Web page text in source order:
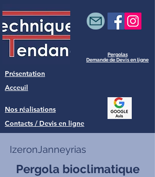
Demande de Devis en ligne
Pergolas
Présentation
Nos réalisations
Contacts / Devis en ligne
Acceuil
IzeronJanneyrias
Pergola bioclimatique